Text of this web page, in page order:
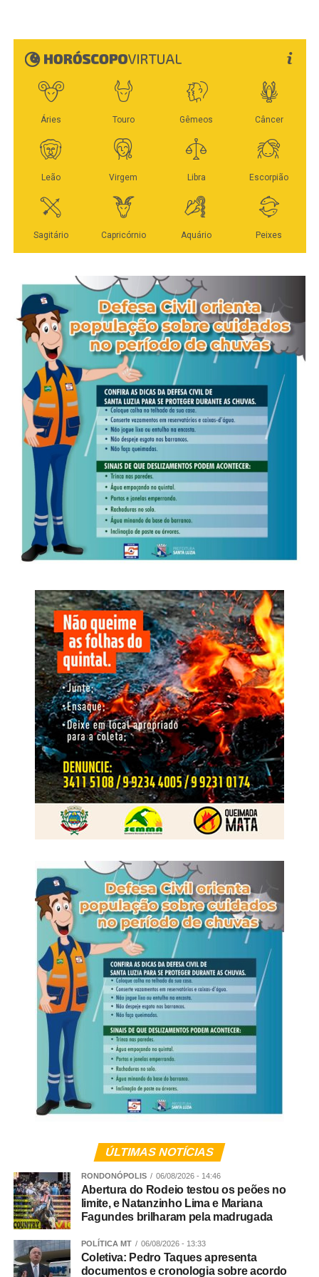
Fonte: Da Assessoria AFG & Taques
WhatsApp
Facebook
Twitter
Messenger
LinkedIn
Share
na rodada atual. A oscilação está dentro da margem de
erro geral.
A pesquisa também registra redução no número de
entrevistados sem candidato definido para deputado
estadual. O índice era de 56% em maio, caiu para 52,1%
em junho e chegou a 45,2% em julho. Com mais pessoas
passando a citar nomes, Léo se mantém entre os mais
lembrados da disputa.
Lúdio Cabral aparece numericamente à frente, com 3,1%.
Dois a Um, 2,9%; Elizeu Nascimento, 2,6%; e Paulo
Araújo e Thiago Silva, 2,5%. Os sete nomes que
aparecem antes de Bortolin exercem mandato de
deputado estadual.
A modalidade espontânea mede a lembrança dos
candidatos. Nela, os entrevistados respondem livremente
em quem votariam, sem receber uma lista prévia. Por
isso, o resultado não representa uma projeção direta de
votos ou de cadeiras, mas mostra quais nomes já estão
presentes no debate eleitoral.
Veja Mais:
Assembleia promove palestra sobre
direitos das mulheres em escola em Várzea
Grande
Na composição do recorte, as mulheres representam
52,6% dos entrevistados; a maior faixa etária é a de 45 a
59 anos, com 26,1%; 49% têm ensino médio completo ou
e cinco salários mínimos. A pesquisa foi distribuída pelas
sete regiões de Mato Grosso. A Centro-Sul, onde estão
Cuiabá e Várzea Grande, concentra 37,6% da amostra,
seguida pelo Sudeste, com 18,7%, e pelo Médio Norte,
com 14,1%.
Vale lembrar que nessas eleições, Mato Grosso elegerá
24 deputados estaduais. A votaçãoocorreem 4 de
outubro, e os eleitos assumem os mandatos em 1º de
fevereiro de 2027.
Vereador por dois mandatos, prefeito de Primavera do
Leste entre 2017 e 2024 e ex-presidente da Associação
Mato-grossense dos Municípios, Léo Bortolin chega à
disputa estadual com trajetória construída na gestão
regiões. A Percent Brasil ouviu 1.200 pessoas em
entrevistas domiciliares e presenciais. O levantamento
informa nível de confiança de 95% e está registrado na
Justiça Eleitoral sob os números BR-00822/2026 e MT-
02251/2026.
WhatsApp
Facebook
Twitter
Messenger
LinkedIn
Share
ÚLTIMAS NOTÍCIAS
RONDONÓPOLIS 06/08/2026 - 14:46
Abertura do Rodeio testou os peões no
limite, e Natanzinho Lima e Mariana
Fagundes brilharam pela madrugada
POLÍTICA MT 06/08/2026 - 13:33
Coletiva: Pedro Taques apresenta
documentos e cronologia sobre acordo